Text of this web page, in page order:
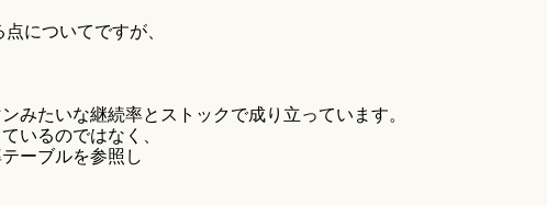
についてですが、
みたいな継続率とストックで成り立っています。
いるのではなく、
ーブルを参照し